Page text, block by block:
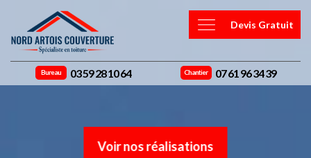
Devis Gratuit
Bureau 03 59 28 10 64 Chantier 07 61 96 34 39
Voir nos réalisations